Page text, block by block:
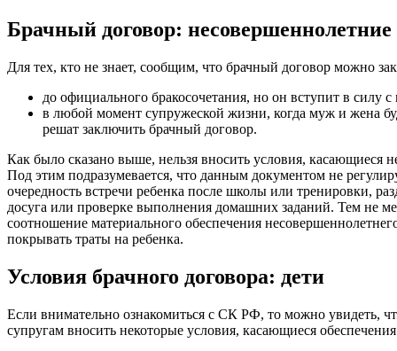
Брачный договор: несовершеннолетние
Для тех, кто не знает, сообщим, что брачный договор можно
до официального бракосочетания, но он вступит в силу
в любой момент супружеской жизни, когда муж и жена
решат заключить брачный договор.
Как было сказано выше, нельзя вносить условия, касающиеся
Под этим подразумевается, что данным документом не
очередность встречи ребенка после школы или тренировки,
досуга или проверке выполнения домашних заданий. Тем не
соотношение материального обеспечения
покрывать траты на ребенка.
Условия брачного договора: дети
Если внимательно ознакомиться с СК РФ, то можно увидеть,
супругам вносить некоторые условия, касающиеся